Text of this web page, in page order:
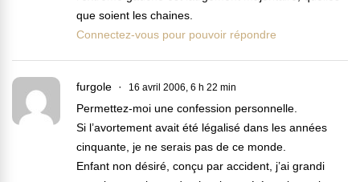
que soient les chaines.
Connectez-vous pour pouvoir répondre
furgole 16 avril 2006, 6 h 22 min
Permettez-moi une confession personnelle.
Si l’avortement avait été légalisé dans les années
cinquante, je ne serais pas de ce monde.
Enfant non désiré, conçu par accident, j’ai grandi